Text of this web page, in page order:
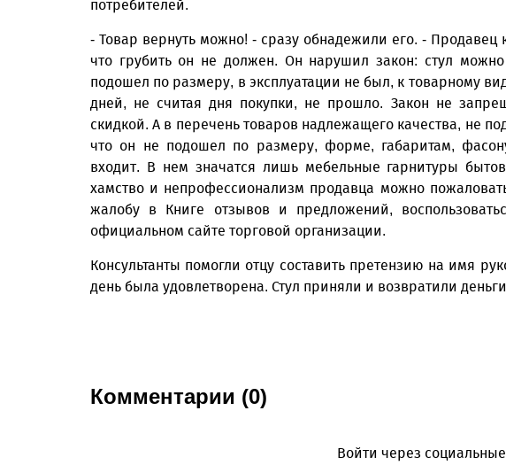
потребителей.
- Товар вернуть можно! - сразу обнадежили его. - Продавец
что грубить он не должен. Он нарушил закон: стул
подошел по размеру, в эксплуатации не был, к товарному
дней, не считая дня покупки, не прошло. Закон не
скидкой. А в перечень товаров надлежащего качества, не
что он не подошел по размеру, форме, габаритам,
входит. В нем значатся лишь мебельные гарнитуры
хамство и непрофессионализм продавца можно
жалобу в Книге отзывов и предложений,
официальном сайте торговой организации.
Консультанты помогли отцу составить претензию на имя
день была удовлетворена. Стул приняли и возвратили
Комментарии (0)
Войти через